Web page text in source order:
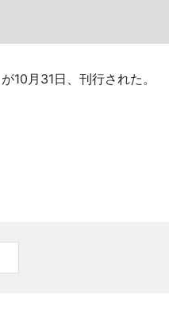
10月31日、刊行された。